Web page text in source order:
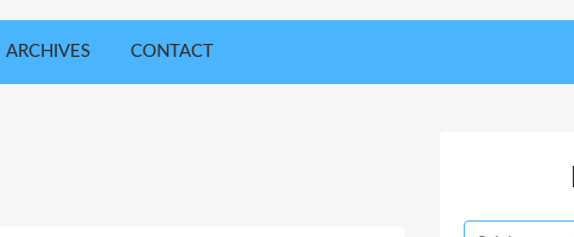
ARCHIVES CONTACT